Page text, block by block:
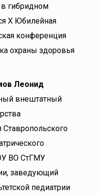
в гибридном
X Юбилейная
конференция
охраны здоровья
Леонид
внештатный
Ставропольского
ВО СтГМУ
заведующий
педиатрии